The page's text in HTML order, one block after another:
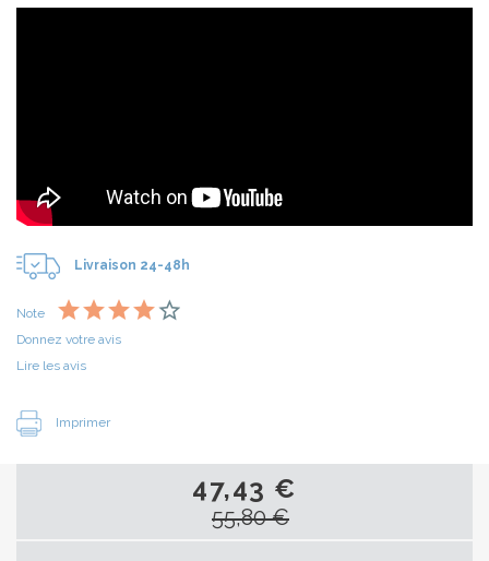
Livraison 24-48h
Note
Donnez votre avis
Lire les avis
Imprimer
47,43 €
55,80 €